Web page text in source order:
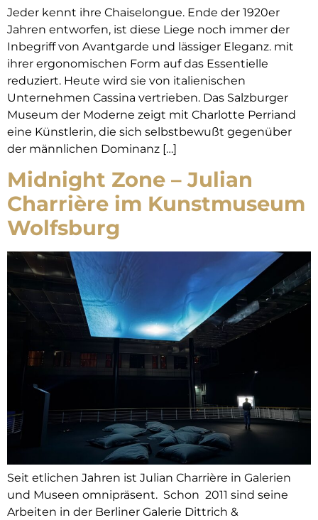
Jeder kennt ihre Chaiselongue. Ende der 1920er
Jahren entworfen, ist diese Liege noch immer der
Inbegriff von Avantgarde und lässiger Eleganz. mit
ihrer ergonomischen Form auf das Essentielle
reduziert. Heute wird sie von italienischen
Unternehmen Cassina vertrieben. Das Salzburger
Museum der Moderne zeigt mit Charlotte Perriand
eine Künstlerin, die sich selbstbewußt gegenüber
der männlichen Dominanz […]
Midnight Zone – Julian
Charrière im Kunstmuseum
Wolfsburg
Seit etlichen Jahren ist Julian Charrière in Galerien
und Museen omnipräsent. Schon 2011 sind seine
Arbeiten in der Berliner Galerie Dittrich &